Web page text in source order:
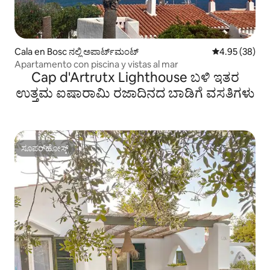
Cala en Bosc ನಲ್ಲಿ ಅಪಾರ್ಟ್‌ಮಂಟ್ 5 ರಲ್ಲಿ 4.95
4.95 (38)
Apartamento con piscina y vistas al mar
Cap d'Artrutx Lighthouse ಬಳಿ ಇತರ
ಉತ್ತಮ ಐಷಾರಾಮಿ ರಜಾದಿನದ ಬಾಡಿಗೆ ವಸತಿಗಳು
ಸೂಪರ್‌ಹೋಸ್ಟ್
ಸೂಪರ್‌ಹೋಸ್ಟ್